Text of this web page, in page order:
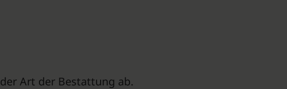
Art der Bestattung ab.